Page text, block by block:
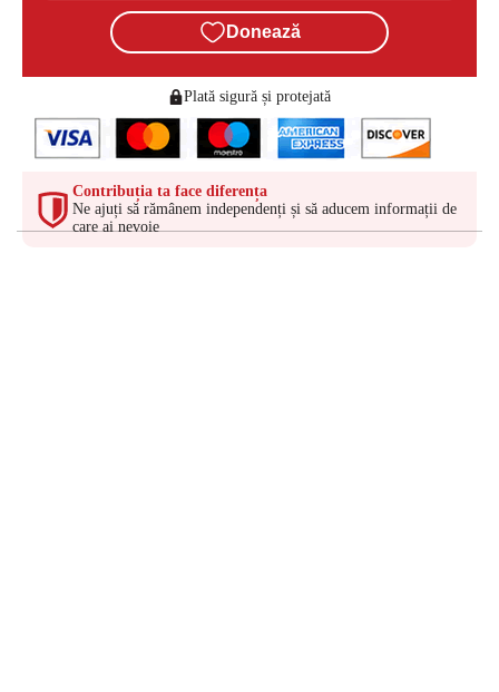
Donează
Plată sigură și protejată
Contribuția ta face diferența
Ne ajuți să rămânem independenți și să aducem informații de
care ai nevoie